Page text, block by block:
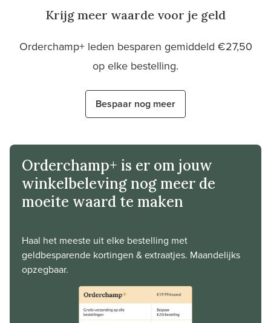
Krijg meer waarde voor je geld
Orderchamp+ leden besparen gemiddeld €27,50
op elke bestelling.
Bespaar nog meer
Orderchamp+ is er om jouw
winkelbeleving nog meer de
moeite waard te maken
Haal het meeste uit elke bestelling met
geldbesparende kortingen & extraatjes. Maandelijks
opzegbaar.